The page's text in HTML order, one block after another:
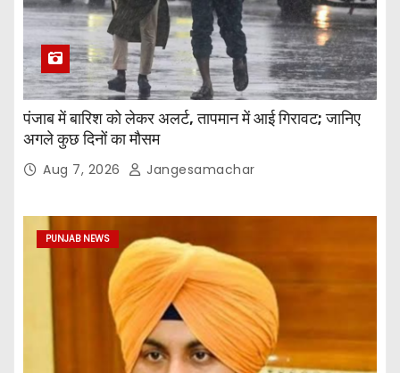
पंजाब में बारिश को लेकर अलर्ट, तापमान में आई गिरावट; जानिए
अगले कुछ दिनों का मौसम
Aug 7, 2026 Jangesamachar
PUNJAB NEWS